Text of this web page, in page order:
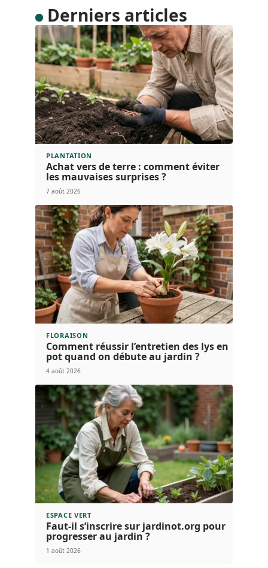
Derniers articles
PLANTATION
Achat vers de terre : comment éviter
les mauvaises surprises ?
7 août 2026
FLORAISON
Comment réussir l’entretien des lys en
pot quand on débute au jardin ?
4 août 2026
ESPACE VERT
Faut-il s’inscrire sur jardinot.org pour
progresser au jardin ?
1 août 2026